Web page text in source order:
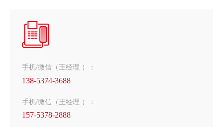
手机/微信（王经理 ）：
138-5374-3688
手机/微信（王经理 ）：
157-5378-2888